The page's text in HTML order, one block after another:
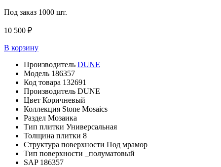
Под заказ 1000 шт.
10 500 ₽
В корзину
Производитель DUNE
Модель 186357
Код товара 132691
Производитель DUNE
Цвет Коричневый
Коллекция Stone Mosaics
Раздел Мозаика
Тип плитки Универсальная
Толщина плитки 8
Структура поверхности Под мрамор
Тип поверхности
_полуматовый
SAP 186357